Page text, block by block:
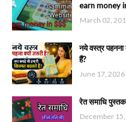
earn money
March 02,
नये वस्त्र
हैं?
June 17, 2026
रेत समाधि
December